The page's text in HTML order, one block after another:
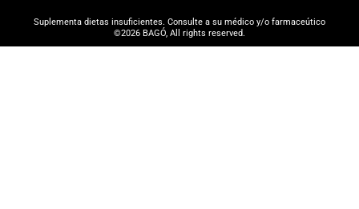
Suplementa dietas insuficientes. Consulte a su médico y/o farmaceútico
©2026 BAGÓ, All rights reserved.